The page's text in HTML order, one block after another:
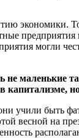
экономики.
могли
быть
весной на